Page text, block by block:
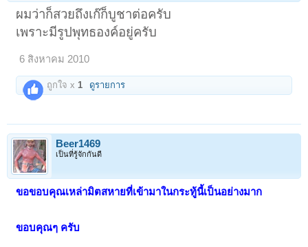
ผมว่าก็สวยถึงเก๊ก็บูชาต่อครับ
เพราะมีรูปพุทธองค์อยู่ครับ
6 สิงหาคม 2010
ถูกใจ x 1 ดูรายการ
Beer1469
เป็นที่รู้จักกันดี
ขอขอบคุณเหล่ามิตสหายที่เข้ามาในกระทู้นี้เป็นอย่างมาก
ขอบคุณๆ ครับ